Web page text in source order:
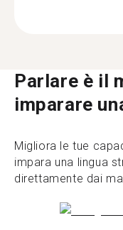
Parlare è il
imparare
Migliora le tue
impara una lingua
direttamente dai